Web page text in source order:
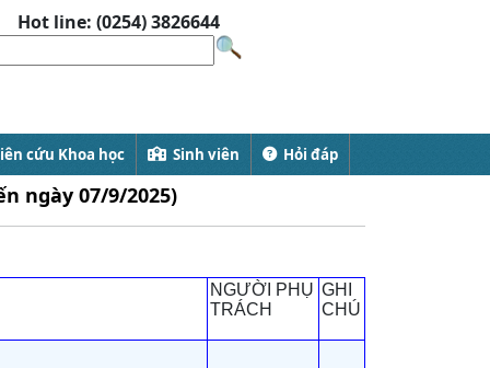
Hot line: (0254) 3826644
cứu Khoa học Sinh viên Hỏi đáp
ngày 07/9/2025)
NGƯỜI PHỤ
TRÁCH
GHI
CHÚ